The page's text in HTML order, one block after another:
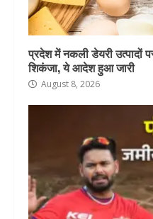
प्रदेश में नकली डेयरी उत्पादों
शिकंजा, ये आदेश हुआ जारी
August 8, 2026